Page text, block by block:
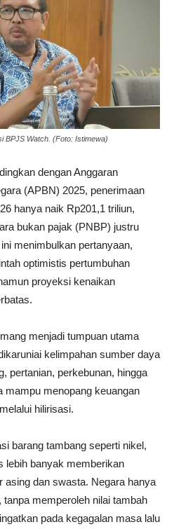
BPJS Watch. (Foto: Istimewa)
dengan Anggaran
(APBN) 2025, penerimaan
hanya naik Rp201,1 triliun,
bukan pajak (PNBP) justru
menimbulkan pertanyaan,
optimistis pertumbuhan
proyeksi kenaikan
menjadi tumpuan utama
kelimpahan sumber daya
pertanian, perkebunan, hingga
mampu menopang keuangan
hilirisasi.
barang tambang seperti nikel,
lebih banyak memberikan
asing dan swasta. Negara hanya
memperoleh nilai tambah
pada kegagalan masa lalu